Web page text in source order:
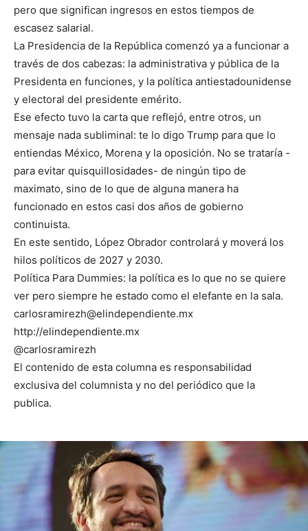
pero que significan ingresos en estos tiempos de
escasez salarial.
La Presidencia de la República comenzó ya a funcionar a
través de dos cabezas: la administrativa y pública de la
Presidenta en funciones, y la política antiestadounidense
y electoral del presidente emérito.
Ese efecto tuvo la carta que reflejó, entre otros, un
mensaje nada subliminal: te lo digo Trump para que lo
entiendas México, Morena y la oposición. No se trataría -
para evitar quisquillosidades- de ningún tipo de
maximato, sino de lo que de alguna manera ha
funcionado en estos casi dos años de gobierno
continuista.
En este sentido, López Obrador controlará y moverá los
hilos políticos de 2027 y 2030.
Política Para Dummies: la política es lo que no se quiere
ver pero siempre he estado como el elefante en la sala.
carlosramirezh@elindependiente.mx
http://elindependiente.mx
@carlosramirezh
El contenido de esta columna es responsabilidad
exclusiva del columnista y no del periódico que la
publica.